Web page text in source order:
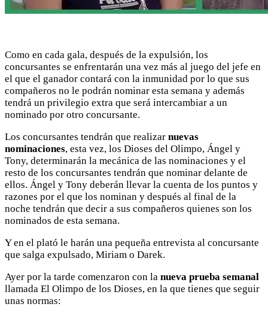
Como en cada gala, después de la expulsión, los
concursantes se enfrentarán una vez más al juego del jefe en
el que el ganador contará con la inmunidad por lo que sus
compañeros no le podrán nominar esta semana y además
tendrá un privilegio extra que será intercambiar a un
nominado por otro concursante.
Los concursantes tendrán que realizar nuevas
nominaciones, esta vez, los Dioses del Olimpo, Ángel y
Tony, determinarán la mecánica de las nominaciones y el
resto de los concursantes tendrán que nominar delante de
ellos. Ángel y Tony deberán llevar la cuenta de los puntos y
razones por el que los nominan y después al final de la
noche tendrán que decir a sus compañeros quienes son los
nominados de esta semana.
Y en el plató le harán una pequeña entrevista al concursante
que salga expulsado, Miriam o Darek.
Ayer por la tarde comenzaron con la nueva prueba semanal
llamada El Olimpo de los Dioses, en la que tienes que seguir
unas normas: